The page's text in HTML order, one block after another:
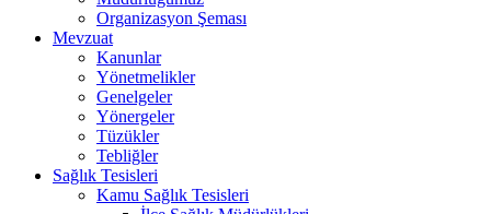
Organizasyon Şeması
Mevzuat
Kanunlar
Yönetmelikler
Genelgeler
Yönergeler
Tüzükler
Tebliğler
Sağlık Tesisleri
Kamu Sağlık Tesisleri